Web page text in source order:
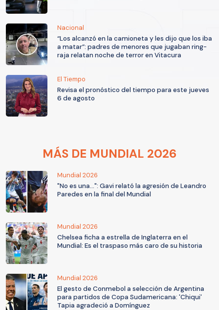
Nacional
“Los alcanzó en la camioneta y les dijo que los iba
a matar”: padres de menores que jugaban ring-
raja relatan noche de terror en Vitacura
El Tiempo
Revisa el pronóstico del tiempo para este jueves
6 de agosto
MÁS DE MUNDIAL 2026
Mundial 2026
"No es una...": Gavi relató la agresión de Leandro
Paredes en la final del Mundial
Mundial 2026
Chelsea ficha a estrella de Inglaterra en el
Mundial: Es el traspaso más caro de su historia
Mundial 2026
El gesto de Conmebol a selección de Argentina
para partidos de Copa Sudamericana: 'Chiqui'
Tapia agradeció a Domínguez